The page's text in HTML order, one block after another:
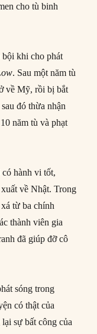
cho tù binh
khi cho phát
. Sau một năm tù
về Mỹ, rồi bị bắt
đó thừa nhận
năm tù và phạt
hành vi tốt,
về Nhật. Trong
từ ba chính
thành viên gia
đã giúp đỡ cô
sóng trong
có thật của
sự bất công của